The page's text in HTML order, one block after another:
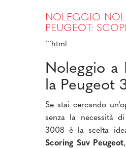
NOLEGGIO
PEUGEOT:
```html
Noleggio a
la Peugeot
Se stai cercando
senza la necessità
3008 è la scelta
Scoring Suv Peugeot